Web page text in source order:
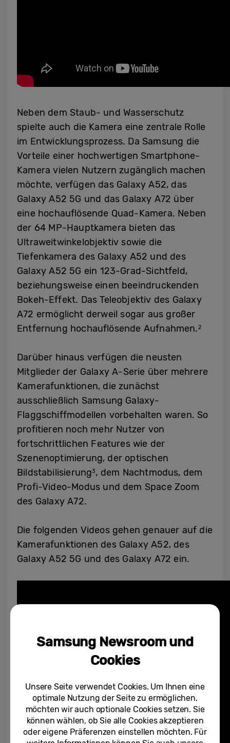
Neben dem Staub- und Wasserschutz
spielte auch die Kamera eine zentrale Rolle
im Entwicklungsprozess. Da Samsung die
Vorteile einer hochwertigen Smartphone-
Kamera vielen Nutzern zugänglich machen
möchte, verfügen das Galaxy A52, das
Galaxy A52 5G und das Galaxy A72 über
eine hochauflösende Quad-Kamera. Neben
der 64 MP-Hauptkamera bieten das
Ultraweitwinkelobjektiv sowie die
Tiefenkamera des Galaxy A52 und des
Galaxy A52 5G ein 123-Grad-Sichtfeld,
beziehungsweise einen beeindruckenden
Bokeh-Effekt. Das Teleobjektiv des Galaxy
A72 ermöglicht derweil sogar aus großer
Entfernung hochauflösende Aufnahmen.2
Darüber hinaus verfügen die neusten
Mitglieder der Galaxy A-Serie über mehrere
Kamerafunktionen, die zunächst
ausschließlich Samsung Galaxy-
Flaggschiffmodellen vorbehalten waren. So
profitieren noch mehr Nutzer von
fortschrittlichen Features wie der
Szenenoptimierung, der optischen
Bildstabilisierung3, dem Nachtmodus, dem
Profi-Video-Modus und dem Space Zoom
des Galaxy A72.
Die folgenden Videos gehen genauer auf die
Kamerafunktionen des Galaxy A52, des
Galaxy A52 5G und des Galaxy A72 ein.
Samsung Newsroom und
Cookies
Unsere Seite verwendet Cookies. Um Ihnen eine
optimale Nutzung der Seite zu ermöglichen,
möchten wir auch optionale Cookies setzen. Sie
können wählen, ob Sie alle Cookies akzeptieren
oder eigene Präferenzen einstellen möchten. Für